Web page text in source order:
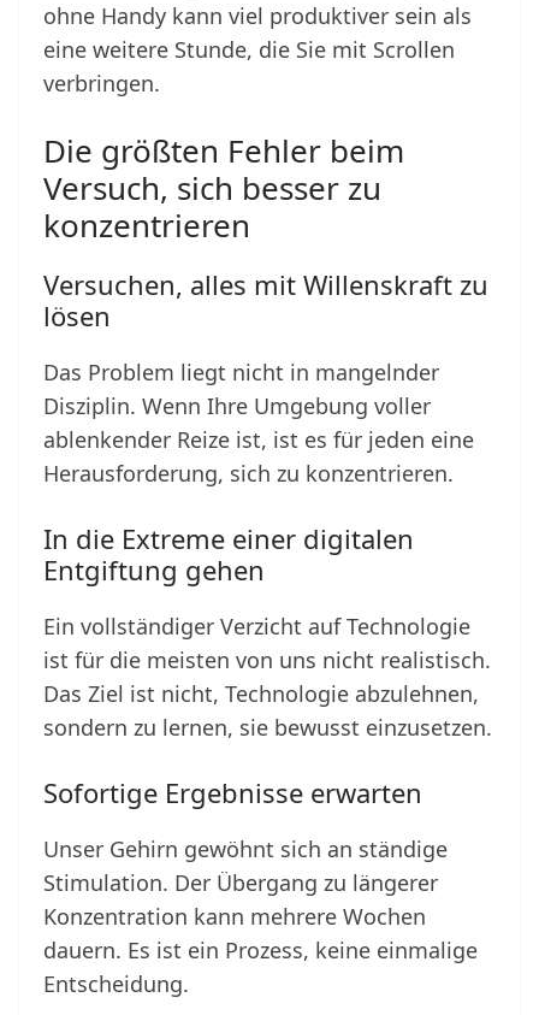
ohne Handy kann viel produktiver sein als
eine weitere Stunde, die Sie mit Scrollen
verbringen.
Die größten Fehler beim
Versuch, sich besser zu
konzentrieren
Versuchen, alles mit Willenskraft zu
lösen
Das Problem liegt nicht in mangelnder
Disziplin. Wenn Ihre Umgebung voller
ablenkender Reize ist, ist es für jeden eine
Herausforderung, sich zu konzentrieren.
In die Extreme einer digitalen
Entgiftung gehen
Ein vollständiger Verzicht auf Technologie
ist für die meisten von uns nicht realistisch.
Das Ziel ist nicht, Technologie abzulehnen,
sondern zu lernen, sie bewusst einzusetzen.
Sofortige Ergebnisse erwarten
Unser Gehirn gewöhnt sich an ständige
Stimulation. Der Übergang zu längerer
Konzentration kann mehrere Wochen
dauern. Es ist ein Prozess, keine einmalige
Entscheidung.